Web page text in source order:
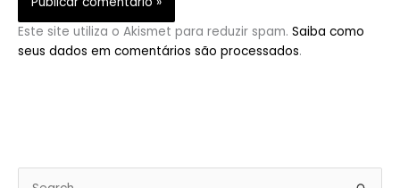
Este site utiliza o Akismet para reduzir spam. Saiba como
seus dados em comentários são processados.